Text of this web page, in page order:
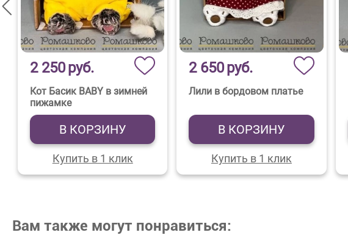
2 250руб.
Кот Басик BABY в зимней
пижамке
В КОРЗИНУ
Купить в 1 клик
2 650руб.
Лили в бордовом платье
В КОРЗИНУ
Купить в 1 клик
Вам также могут понравиться: